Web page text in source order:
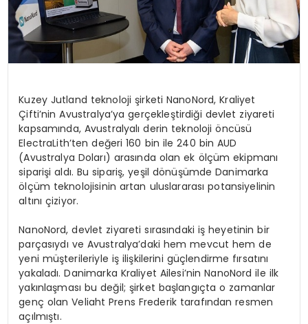
Kuzey Jutland teknoloji şirketi NanoNord, Kraliyet
Çifti’nin Avustralya’ya gerçekleştirdiği devlet ziyareti
kapsamında, Avustralyalı derin teknoloji öncüsü
ElectraLith’ten değeri 160 bin ile 240 bin AUD
(Avustralya Doları) arasında olan ek ölçüm ekipmanı
siparişi aldı. Bu sipariş, yeşil dönüşümde Danimarka
ölçüm teknolojisinin artan uluslararası potansiyelinin
altını çiziyor.
NanoNord, devlet ziyareti sırasındaki iş heyetinin bir
parçasıydı ve Avustralya’daki hem mevcut hem de
yeni müşterileriyle iş ilişkilerini güçlendirme fırsatını
yakaladı. Danimarka Kraliyet Ailesi’nin NanoNord ile ilk
yakınlaşması bu değil; şirket başlangıçta o zamanlar
genç olan Veliaht Prens Frederik tarafından resmen
açılmıştı.